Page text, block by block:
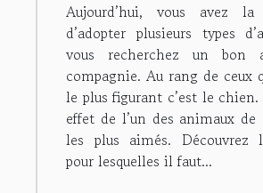
Aujourd’hui, vous avez la
d’adopter plusieurs types
vous recherchez un bon
compagnie. Au rang de ceux
le plus figurant c’est le
effet de l’un des animaux de
les plus aimés. Découvrez
pour lesquelles il faut...